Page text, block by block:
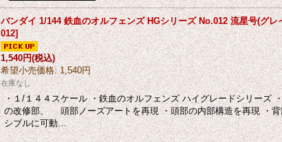
バンダイ 1/144 鉄血のオルフェンズ HGシリーズ No.012 流星号(グレ
012]
1,540円(税込)
希望小売価格: 1,540円
在庫なし
・１/１４４スケール ・鉄血のオルフェンズ ハイグレードシリーズ
の改修部、 頭部ノーズアートを再現 ・頭部の内部構造を再現 ・
シブルに可動…